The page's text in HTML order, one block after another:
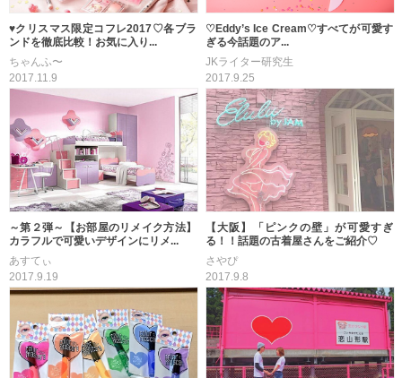
♥クリスマス限定コフレ2017♡各ブラ
ンドを徹底比較！お気に入り...
ちゃんふ〜
2017.11.9
♡Eddy’s Ice Cream♡すべてが可愛す
ぎる今話題のア...
JKライター研究生
2017.9.25
～第２弾～【お部屋のリメイク方法】
カラフルで可愛いデザインにリメ...
あすてぃ
2017.9.19
【大阪】「ピンクの壁」が可愛すぎ
る！！話題の古着屋さんをご紹介♡
さやぴ
2017.9.8